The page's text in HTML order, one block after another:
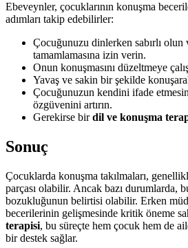
Ebeveynler, çocuklarının konuşma
adımları takip edebilirler:
Çocuğunuzu dinlerken sabırlı olun
tamamlamasına izin verin.
Onun konuşmasını düzeltmeye
Yavaş ve sakin bir şekilde
Çocuğunuzun kendini ifade
özgüvenini artırın.
Gerekirse birdil ve konuşma
Sonuç
Çocuklarda konuşma takılmaları,
parçası olabilir. Ancak bazı durumlarda,
bozukluğunun belirtisi olabilir. Erken
becerilerinin gelişmesinde kritik öneme
terapisi, bu süreçte hem çocuk hem de
bir destek sağlar.